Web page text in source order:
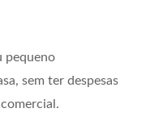
pequeno
sem ter despesas